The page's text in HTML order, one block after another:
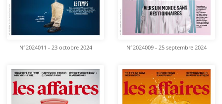
N°2024011 - 23 octobre 2024 N°2024009 - 25 septembre 2024